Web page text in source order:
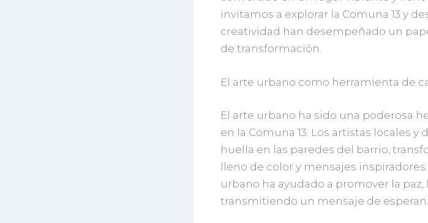
invitamos a explorar la Comuna 13 y
creatividad han desempeñado un
de transformación.
El arte urbano como herramienta de
El arte urbano ha sido una poderosa
en la Comuna 13. Los artistas locales
huella en las paredes del barrio,
lleno de color y mensajes
urbano ha ayudado a promover la
transmitiendo un mensaje de